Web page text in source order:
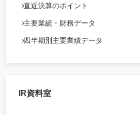
直近決算のポイント
主要業績・財務データ
四半期別主要業績データ
IR資料室